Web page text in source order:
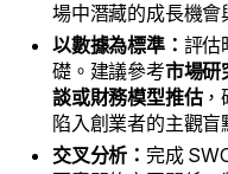
場中潛藏的成長機會
以數據為標準： 評估
礎。建議參考市場研
談或財務模型推估，
陷入創業者的主觀盲
交叉分析： 完成